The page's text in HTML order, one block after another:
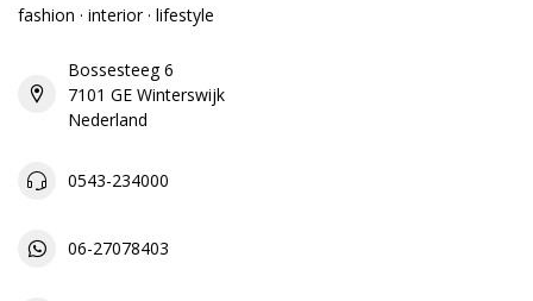
fashion · interior · lifestyle
Bossesteeg 6
7101 GE Winterswijk
Nederland
0543-234000
06-27078403